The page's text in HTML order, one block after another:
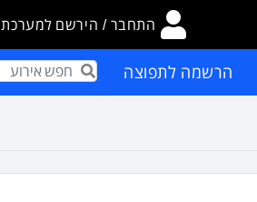
התחבר / הירשם למערכת
הרשמה לתפוצה Term